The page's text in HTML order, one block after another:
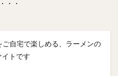
・・
自宅で楽しめる、ラーメンの
イトです